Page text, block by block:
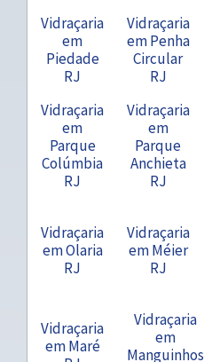
Vidraçaria
em
Piedade
RJ
Vidraçaria
em Penha
Circular
RJ
Vidraçaria
em
Parque
Colúmbia
RJ
Vidraçaria
em
Parque
Anchieta
RJ
Vidraçaria
em Olaria
RJ
Vidraçaria
em Méier
RJ
Vidraçaria
em Maré
Vidraçaria
em
Manguinhos